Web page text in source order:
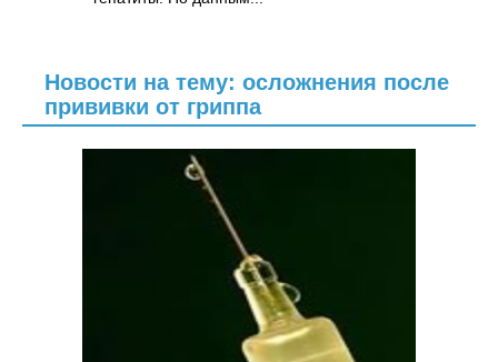
Новости на тему: осложнения после
прививки от гриппа